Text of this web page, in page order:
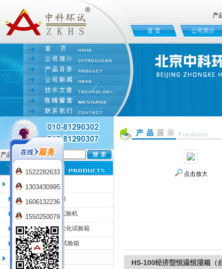
北京中科环试仪器有限公司
产
首 页 公司简介
产品名:
臭氧老化试验箱
QL-100臭氧老化箱
QL-225臭氧老化试验机
QL-500动态臭氧老化试验箱
QL-0*型臭氧老化试验箱
低温恒温试验箱
点击放大
HS-100经济型恒温恒湿箱（
1522282633
1303430995
1606132236
1550250079